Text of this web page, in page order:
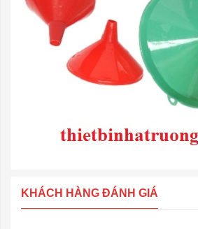
KHÁCH HÀNG ĐÁNH GIÁ